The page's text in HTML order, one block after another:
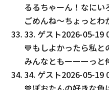
るるちゃーん！なにい
ごめんね〜ちょっと
33. ゲスト2026-05-19
🧡もしよかったら私と
みんなともーーーっと
34. ゲスト2026-05-19